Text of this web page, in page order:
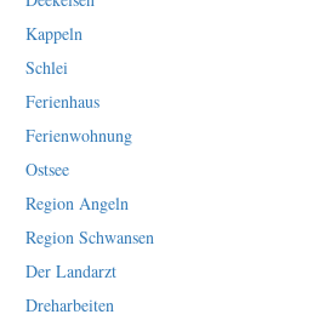
Kappeln
Schlei
Ferienhaus
Ferienwohnung
Ostsee
Region Angeln
Region Schwansen
Der Landarzt
Dreharbeiten